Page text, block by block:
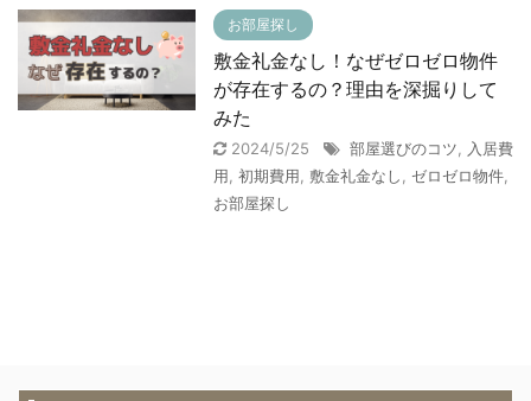
お部屋探し
敷金礼金なし！なぜゼロゼロ物件
が存在するの？理由を深掘りして
みた
2024/5/25 部屋選びのコツ, 入居費
用, 初期費用, 敷金礼金なし, ゼロゼロ物件,
お部屋探し